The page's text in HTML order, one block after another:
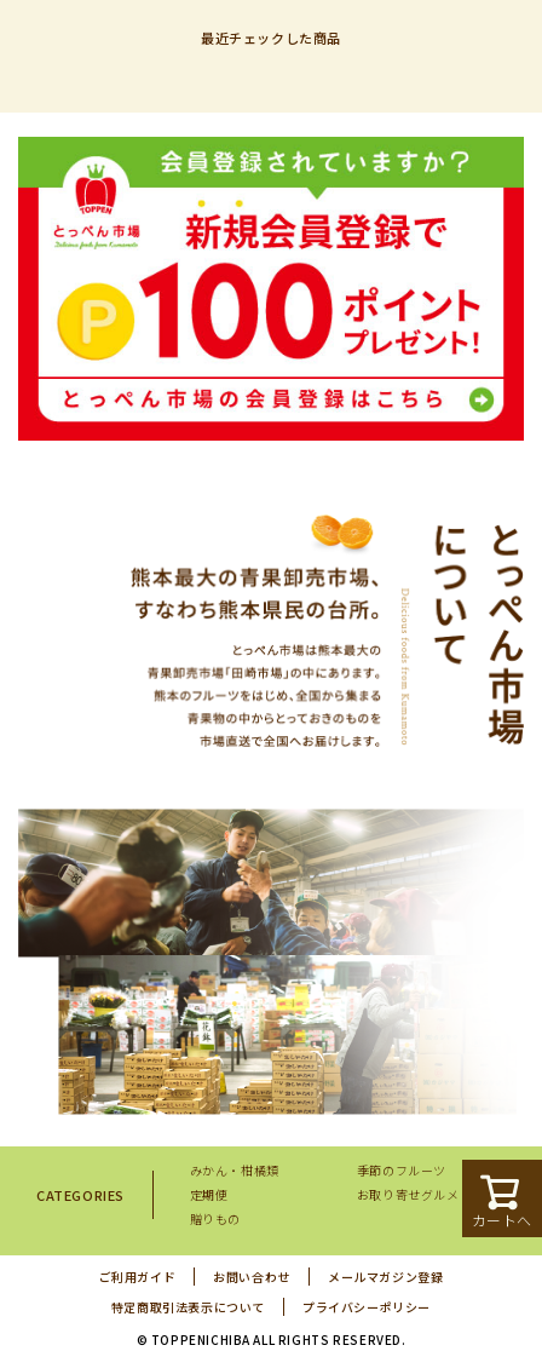
カートへ
最近チェックした商品
CATEGORIES
みかん・柑橘類
季節のフルーツ
定期便
お取り寄せグルメ
贈りもの
ご利用ガイド お問い合わせ
メールマガジン登録
特定商取引法表示について
プライバシーポリシー
© TOPPENICHIBA ALL RIGHTS RESERVED.